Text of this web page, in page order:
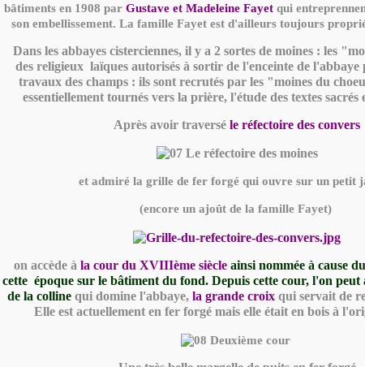
bâtiments en 1908 par Gustave et Madeleine Fayetqui
son embellissement. La famille Fayet est d'ailleurs toujours
Dans les abbayes cisterciennes, il y a 2 sortes de moines : les
des religieux laïques autorisés à sortir de l'enceinte de
travaux des champs : ils sont recrutés par les "moines du
essentiellement tournés vers la prière, l'étude des textes
Après avoir traversé le réfectoire des convers
et admiré la grille de fer forgé qui ouvre sur un petit
(encore un ajoût de la famille Fayet)
on accède à la cour du XVIIIème siècle ainsi nommée à cause
cette époque sur le bâtiment du fond. Depuis cette cour, l'on peut
de la collinequi domine l'abbaye, la grande croixqui servait de
Elle est actuellement en fer forgé mais elle était en bois à